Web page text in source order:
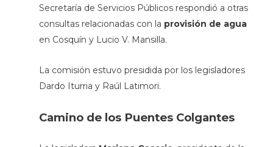
Secretaría de Servicios Públicos respondió a otras
consultas relacionadas con la provisión de agua
en Cosquín y Lucio V. Mansilla.
La comisión estuvo presidida por los legisladores
Dardo Iturria y Raúl Latimori.
Camino de los Puentes Colgantes